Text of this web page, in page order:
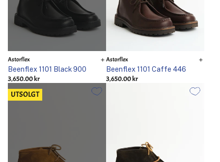
Astorflex
Beenflex 1101 Black 900
3,650.00 kr
Astorflex
Beenflex 1101 Caffe 446
3,650.00 kr
UTSOLGT